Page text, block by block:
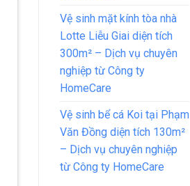
Vệ sinh mặt kính tòa nhà
Lotte Liễu Giai diện tích
300m² – Dịch vụ chuyên
nghiệp từ Công ty
HomeCare
Vệ sinh bể cá Koi tại Phạm
Văn Đồng diện tích 130m²
– Dịch vụ chuyên nghiệp
từ Công ty HomeCare